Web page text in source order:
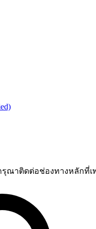
รุณาติดต่อช่องทางหลักที่เ